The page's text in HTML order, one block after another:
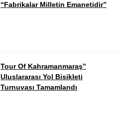
“Fabrikalar Milletin Emanetidir”
Tour Of Kahramanmaraş”
Uluslararası Yol Bisikleti
Turnuvası Tamamlandı